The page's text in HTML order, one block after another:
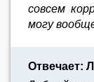
совсем
могу
Отвечает: